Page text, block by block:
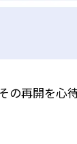
再開を心